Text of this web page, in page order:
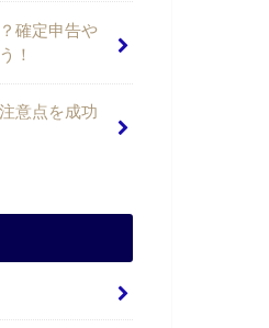
確定申告や
！
意点を成功